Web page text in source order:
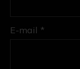
E-mail *